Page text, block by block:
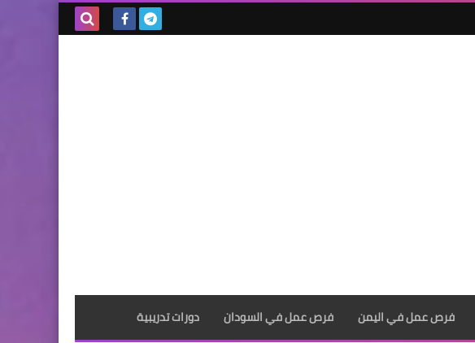
فرص عمل في اليمن فرص عمل في السودان دورات تدريبية